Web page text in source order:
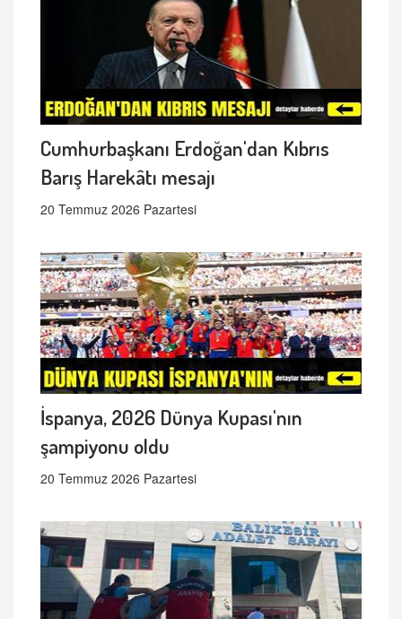
Cumhurbaşkanı Erdoğan'dan Kıbrıs
Barış Harekâtı mesajı
20 Temmuz 2026 Pazartesi
İspanya, 2026 Dünya Kupası'nın
şampiyonu oldu
20 Temmuz 2026 Pazartesi